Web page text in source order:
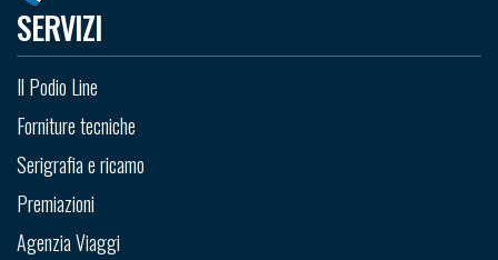
SERVIZI
Il Podio Line
Forniture tecniche
Serigrafia e ricamo
Premiazioni
Agenzia Viaggi